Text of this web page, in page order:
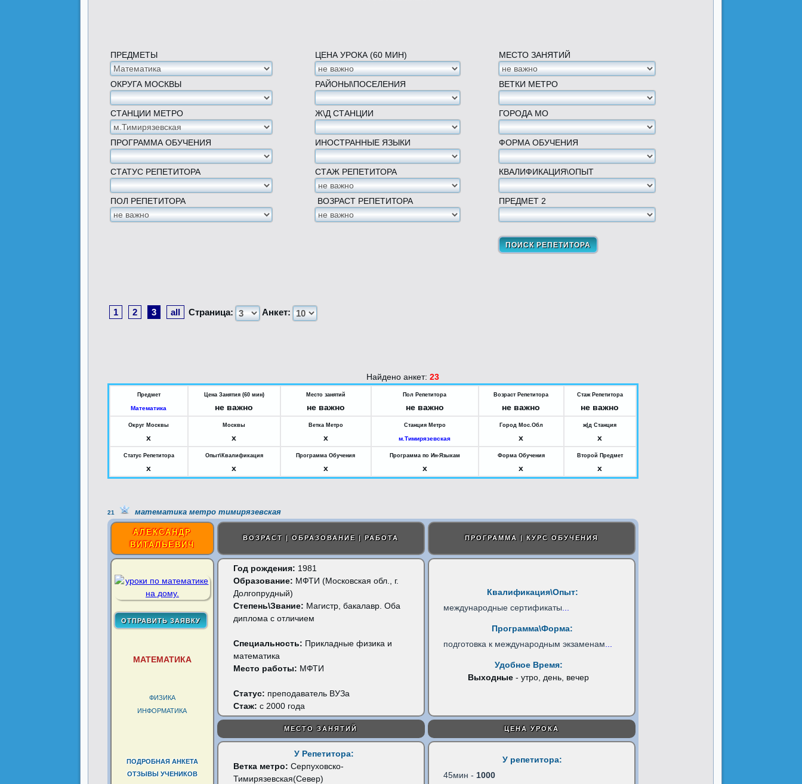
ПРЕДМЕТЫ ЦЕНА УРОКА (60 МИН) МЕСТО ЗАНЯТИЙ
ОКРУГА МОСКВЫ РАЙОНЫ\ПОСЕЛЕНИЯ ВЕТКИ МЕТРО
СТАНЦИИ МЕТРО Ж\Д СТАНЦИИ ГОРОДА МО
ПРОГРАММА ОБУЧЕНИЯ ИНОСТРАННЫЕ ЯЗЫКИ ФОРМА ОБУЧЕНИЯ
СТАТУС РЕПЕТИТОРА СТАЖ РЕПЕТИТОРА КВАЛИФИКАЦИЯ\ОПЫТ
ПОЛ РЕПЕТИТОРА ВОЗРАСТ РЕПЕТИТОРА ПРЕДМЕТ 2
1 2 3 all Страница: Анкет:
Найдено анкет: 23
Предмет
Математика
Цена Занятия (60 мин)
не важно
Место занятий
не важно
Пол Репетитора
не важно
Возраст Репетитора
не важно
Стаж Репетитора
не важно
Округ Москвы
x
Москвы
x
Ветка Метро
x
Станция Метро
м.Тимирязевская
Город Мос.Обл
x
ж|д Станция
x
Статус Репетитора
x
Опыт\Квалификация
x
Программа Обучения
x
Программа по Ин-Языкам
x
Форма Обучения
x
Второй Предмет
x
21 математика метро тимирязевская
АЛЕКСАНДР
ВИТАЛЬЕВИЧ
ВОЗРАСТ | ОБРАЗОВАНИЕ | РАБОТА ПРОГРАММА | КУРС ОБУЧЕНИЯ
МАТЕМАТИКА
ФИЗИКА
ИНФОРМАТИКА
ПОДРОБНАЯ АНКЕТА
ОТЗЫВЫ УЧЕНИКОВ
Год рождения: 1981
Образование: МФТИ (Московская обл., г.
Долгопрудный)
Степень\Звание: Магистр, бакалавр. Оба
диплома с отличием
Специальность: Прикладные физика и
математика
Место работы: МФТИ
Статус: преподаватель ВУЗа
Стаж: с 2000 года
Квалификация\Опыт:
международные сертификаты
Программа\Форма:
подготовка к международным экзаменам
Удобное Время:
Выходные - утро, день, вечер
МЕСТО ЗАНЯТИЙ ЦЕНА УРОКА
У Репетитора:
Ветка метро: Серпуховско-
Тимирязевская(Север)
У репетитора:
45мин - 1000